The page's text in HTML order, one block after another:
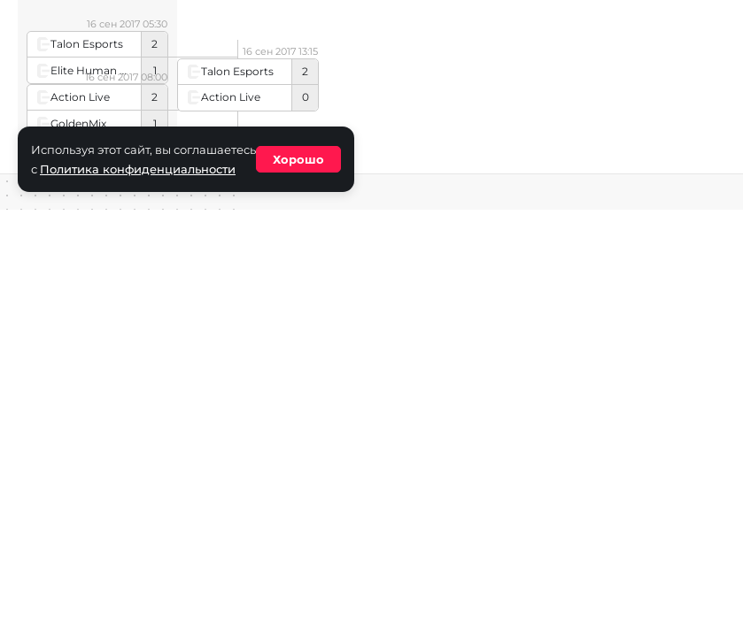
Talon Esports
2
Elite Human Resource
1
16 сен 2017 05:30
Action Live
2
GoldenMix
1
16 сен 2017 08:00 Talon Esports
2
Action Live
0
16 сен 2017 13:15
Используя этот сайт, вы соглашаетесь
с Политика конфиденциальности
Хорошо